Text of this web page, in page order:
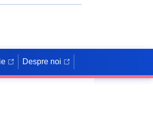
Despre noi